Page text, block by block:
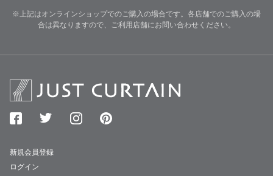
※上記はオンラインショップでのご購入の場合です。各店舗でのご購入の場
合は異なりますので、ご利用店舗にお問い合わせください。
新規会員登録
ログイン